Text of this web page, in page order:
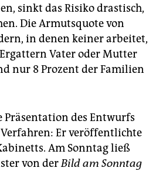
sinkt das Risiko drastisch,
Die Armutsquote von
in denen keiner arbeitet,
Vater oder Mutter
nur 8 Prozent der Familien
Präsentation des Entwurfs
Er veröffentlichte
Am Sonntag ließ
von derBild am Sonntag